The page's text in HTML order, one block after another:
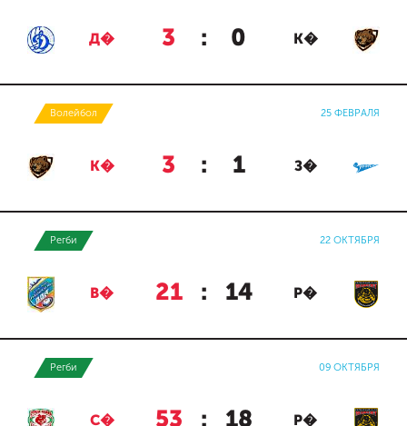
Д� 3 : 0 К�
Волейбол 25 ФЕВРАЛЯ
К� 3 : 1 З�
Регби 22 ОКТЯБРЯ
В� 21 : 14 Р�
Регби 09 ОКТЯБРЯ
С� 53 : 18 Р�